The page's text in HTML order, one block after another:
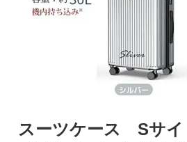
スーツケース Sサイ